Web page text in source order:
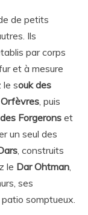
de petits
Ils
par corps
et à mesure
le souk des
Orfèvres, puis
Forgeronset
un seul des
, construits
le Dar Ohtman,
ses
somptueux.